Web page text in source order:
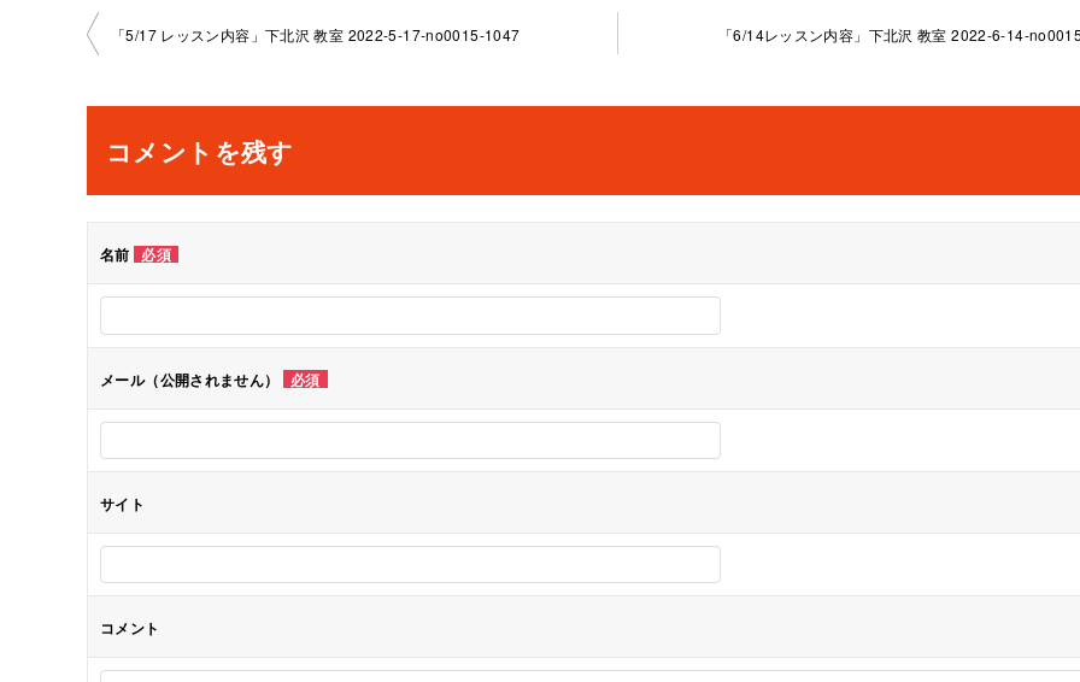
投
ナ
ビ
ゲ
ー
シ
ョ
「5/17 レッスン内容」下北沢 教室 2022-5-17-no0015-1047 「6/14レッスン内容」下北沢 教室 2022-6-14-
コメントを残す
名前 必須
メール（公開されません） 必須
サイト
コメント